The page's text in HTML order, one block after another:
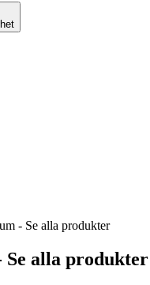
- Se alla produkter
Se alla produkter